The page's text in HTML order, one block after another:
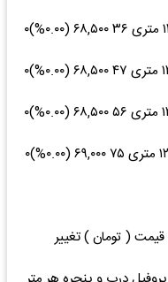
( تومان ) تغییر